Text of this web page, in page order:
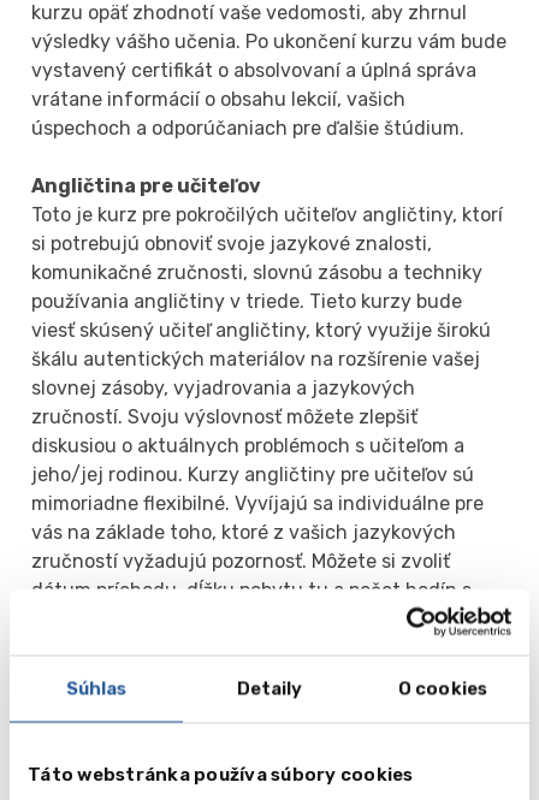
Súhlas Detaily O cookies
Táto webstránka používa súbory cookies
kurzu opäť zhodnotí vaše vedomosti, aby zhrnul
výsledky vášho učenia. Po ukončení kurzu vám bude
vystavený certifikát o absolvovaní a úplná správa
vrátane informácií o obsahu lekcií, vašich
úspechoch a odporúčaniach pre ďalšie štúdium.
Angličtina pre učiteľov
Toto je kurz pre pokročilých učiteľov angličtiny, ktorí
si potrebujú obnoviť svoje jazykové znalosti,
komunikačné zručnosti, slovnú zásobu a techniky
používania angličtiny v triede. Tieto kurzy bude
viesť skúsený učiteľ angličtiny, ktorý využije širokú
škálu autentických materiálov na rozšírenie vašej
slovnej zásoby, vyjadrovania a jazykových
zručností. Svoju výslovnosť môžete zlepšiť
diskusiou o aktuálnych problémoch s učiteľom a
jeho/jej rodinou. Kurzy angličtiny pre učiteľov sú
mimoriadne flexibilné. Vyvíjajú sa individuálne pre
vás na základe toho, ktoré z vašich jazykových
zručností vyžadujú pozornosť. Môžete si zvoliť
dátum príchodu, dĺžku pobytu tu a počet hodín s
lektorom týždenne - 15, 20, 25 alebo 30 hodín.
Biznis angličtina
Kurzy obchodnej angličtiny vám pomôžu získať
stretnutia, rokovania, prezentácie a účasť na